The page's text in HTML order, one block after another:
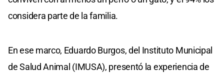
considera parte de la familia.
En ese marco, Eduardo Burgos, del Instituto Municipal
de Salud Animal (IMUSA), presentó la experiencia de